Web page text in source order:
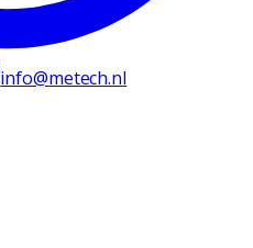
info@metech.nl